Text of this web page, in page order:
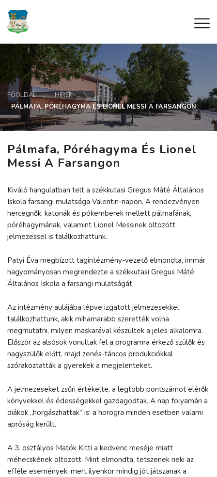
FŐOLDAL
HÍREK
PÁLMAFA, PÓRÉHAGYMA ÉS LIONEL MESSI A FARSANGON
Pálmafa, Póréhagyma És Lionel
Messi A Farsangon
Kiváló hangulatban telt a székkutasi Gregus Máté Általános
Iskola farsangi mulatsága Valentin-napon. A rendezvényen
hercegnők, katonák és pókemberek mellett pálmafának,
póréhagymának, valamint Lionel Messinek öltözött
jelmezessel is találkozhattunk.
Patyi Éva megbízott tagintézmény-vezető elmondta, immár
hagyományosan megrendezte a székkutasi Gregus Máté
Általános Iskola a farsangi mulatságát.
Az intézmény aulájába lépve izgatott jelmezesekkel
találkozhattunk, akik mihamarabb szerették volna
megmutatni, milyen maskarával készültek a jeles alkalomra.
Először az alsósok vonultak fel a programra érkező szülők és
nagyszülők előtt, majd zenés-táncos produkciókkal
szórakoztatták a gyerekek a megjelenteket.
A jelmezeseket zsűri értékelte, a legtöbb pontszámot elérők
könyvekkel és édességekkel gazdagodtak. A nap folyamán a
diákok „horgászhattak” is: a horogra minden esetben valami
apróság került.
A 3. osztályos Matók Kitti a kedvenc meséje miatt
méhecskének öltözött. Mint elmondta, tetszenek neki az
efféle események, mert ilyenkor mindig jót játszanak a